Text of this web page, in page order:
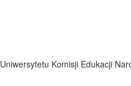
Komisji Edukacji